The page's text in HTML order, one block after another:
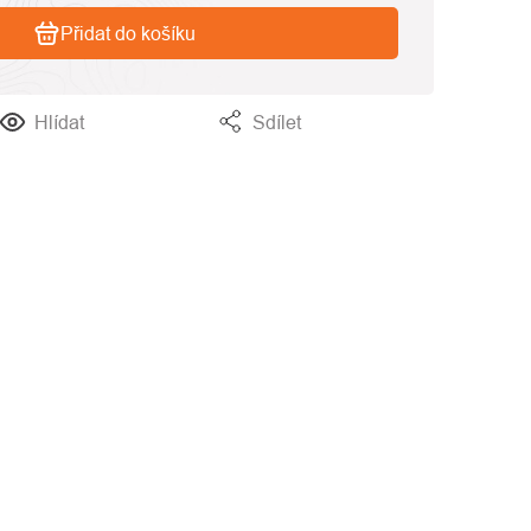
Hlídat Sdílet
Přidat do košíku